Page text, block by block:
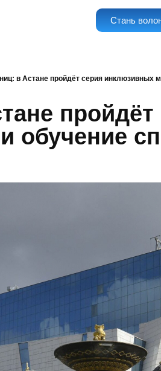
Стань
в Астане пройдёт серия инклюзивных
обучение